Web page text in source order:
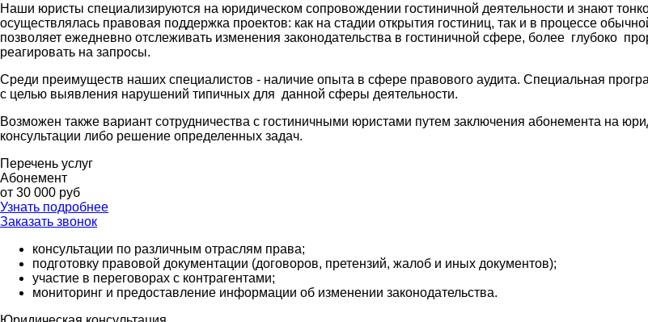
Наши юристы специализируются на юридическом сопровождении гостиничной деятельности и знают
осуществлялась правовая поддержка проектов: как на стадии открытия гостиниц, так и в процессе
позволяет ежедневно отслеживать изменения законодательства в гостиничной сфере, более глубоко
реагировать на запросы.
Среди преимуществ наших специалистов - наличие опыта в сфере правового аудита. Специальная
с целью выявления нарушений типичных для данной сферы деятельности.
Возможен также вариант сотрудничества с гостиничными юристами путем заключения абонемента на
консультации либо решение определенных задач.
Перечень услуг
Абонемент
от 30 000 руб
Узнать подробнее
Заказать звонок
консультации по различным отраслям права;
подготовку правовой документации (договоров, претензий, жалоб и иных документов);
участие в переговорах с контрагентами;
мониторинг и предоставление информации об изменении законодательства.